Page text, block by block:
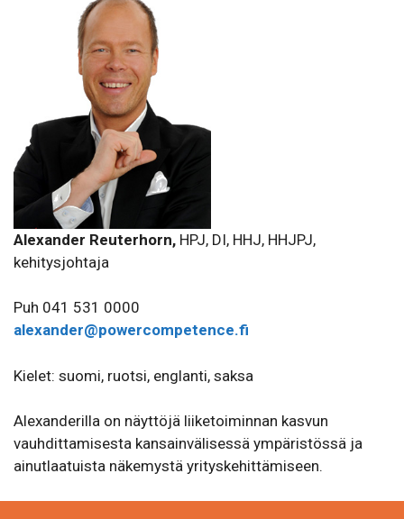
Alexander Reuterhorn, HPJ, DI, HHJ, HHJPJ,
kehitysjohtaja
Puh 041 531 0000
alexander@powercompetence.fi
Kielet: suomi, ruotsi, englanti, saksa
Alexanderilla on näyttöjä liiketoiminnan kasvun
vauhdittamisesta kansainvälisessä ympäristössä ja
ainutlaatuista näkemystä yrityskehittämiseen.